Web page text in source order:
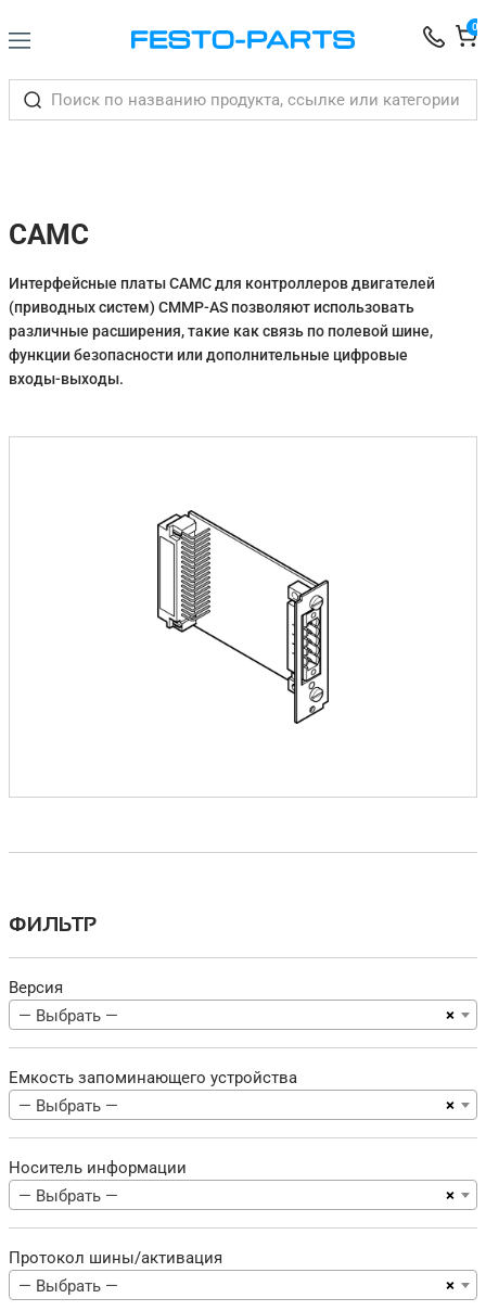
0
CAMC
Интерфейсные платы CAMC для контроллеров двигателей
(приводных систем) CMMP-AS позволяют использовать
различные расширения, такие как связь по полевой шине,
функции безопасности или дополнительные цифровые
входы-выходы.
ФИЛЬТР
Версия
×
— Выбрать —
Емкость запоминающего устройства
×
— Выбрать —
Носитель информации
×
— Выбрать —
Протокол шины/активация
×
— Выбрать —